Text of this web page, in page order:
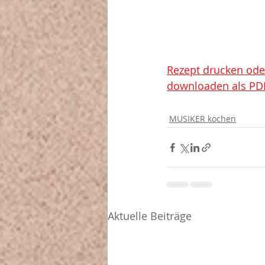
Rezept drucken
downloaden als
MUSIKER kochen
Aktuelle Beiträge